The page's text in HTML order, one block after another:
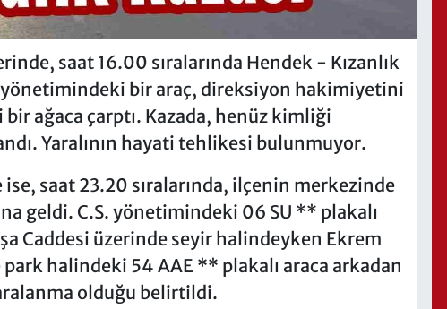
saat 16.00 sıralarında Hendek - Kızanlık
yönetimindeki bir araç, direksiyon hakimiyetini
ağaca çarptı. Kazada, henüz kimliği
Yaralının hayati tehlikesi bulunmuyor.
saat 23.20 sıralarında, ilçenin merkezinde
geldi. C.S. yönetimindeki 06 SU ** plakalı
Caddesi üzerinde seyir halindeyken Ekrem
halindeki 54 AAE ** plakalı araca arkadan
olduğu belirtildi.